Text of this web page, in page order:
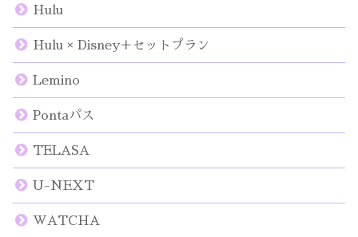
Hulu
Hulu × Disney＋セットプラン
Lemino
Pontaパス
TELASA
U-NEXT
WATCHA